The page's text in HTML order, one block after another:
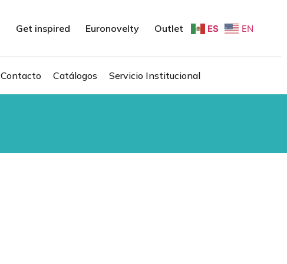
Get inspired Euronovelty Outlet ES EN
Contacto Catálogos Servicio Institucional